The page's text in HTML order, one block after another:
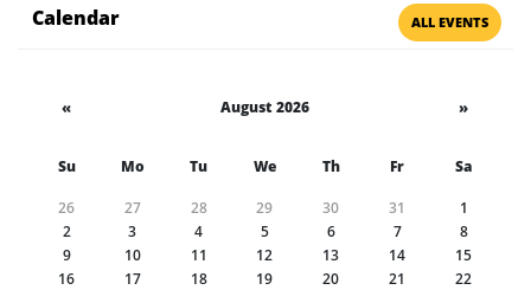
Calendar ALL EVENTS
« August 2026 »
Su Mo Tu We Th Fr Sa
26 27 28 29 30 31
1
2
3 4 5 6 7
8
9
10 11 12 13 14
15
16
17 18 19 20 21
22